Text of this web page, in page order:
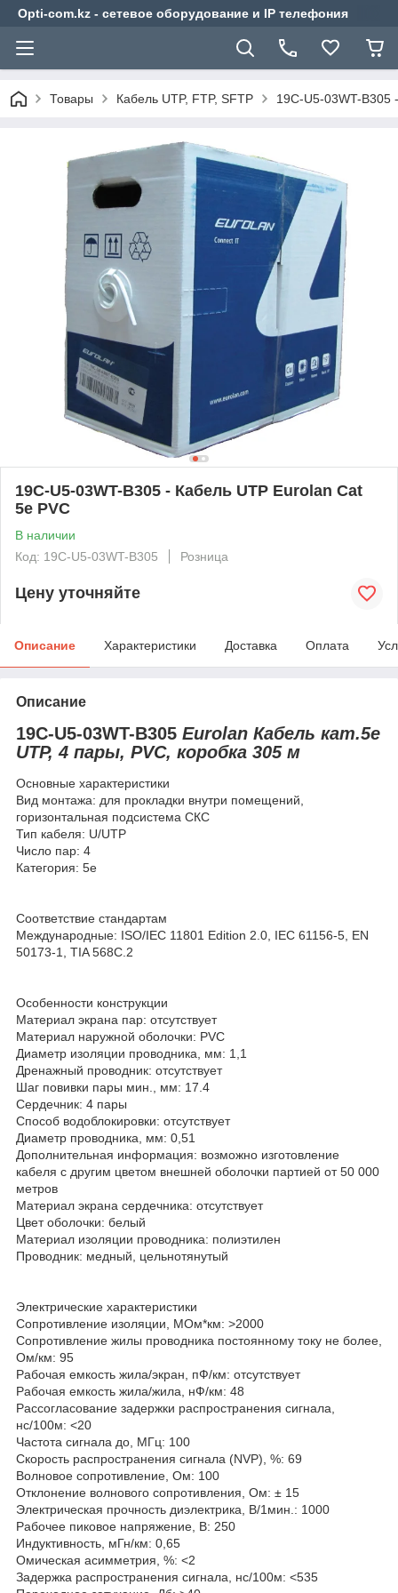
Opti-com.kz - сетевое оборудование и IP телефония
Товары Кабель UTP, FTP, SFTP 19C-U5-03WT-B305
19C-U5-03WT-B305 - Кабель UTP Eurolan Cat
5е PVC
В наличии
Код: 19C-U5-03WT-B305
Розница
Цену уточняйте
Описание Характеристики Доставка Оплата
Описание
19C-U5-03WT-B305 Eurolan Кабель кат.5е
UTP, 4 пары, PVC, коробка 305 м
Основные характеристики
Вид монтажа: для прокладки внутри помещений,
горизонтальная подсистема СКС
Тип кабеля: U/UTP
Число пар: 4
Категория: 5e
Соответствие стандартам
Международные: ISO/IEC 11801 Edition 2.0, IEC 61156-5, EN
50173-1, TIA 568C.2
Особенности конструкции
Материал экрана пар: отсутствует
Материал наружной оболочки: PVC
Диаметр изоляции проводника, мм: 1,1
Дренажный проводник: отсутствует
Шаг повивки пары мин., мм: 17.4
Сердечник: 4 пары
Способ водоблокировки: отсутствует
Диаметр проводника, мм: 0,51
Дополнительная информация: возможно изготовление
кабеля с другим цветом внешней оболочки партией от 50 000
метров
Материал экрана сердечника: отсутствует
Цвет оболочки: белый
Материал изоляции проводника: полиэтилен
Проводник: медный, цельнотянутый
Электрические характеристики
Сопротивление изоляции, МОм*км: >2000
Сопротивление жилы проводника постоянному току не более,
Ом/км: 95
Рабочая емкость жила/экран, пФ/км: отсутствует
Рабочая емкость жила/жила, нФ/км: 48
Рассогласование задержки распространения сигнала,
нс/100м: <20
Частота сигнала до, МГц: 100
Скорость распространения сигнала (NVP), %: 69
Волновое сопротивление, Ом: 100
Отклонение волнового сопротивления, Ом: ± 15
Электрическая прочность диэлектрика, В/1мин.: 1000
Рабочее пиковое напряжение, В: 250
Индуктивность, мГн/км: 0,65
Омическая асимметрия, %: <2
Задержка распространения сигнала, нс/100м: <535